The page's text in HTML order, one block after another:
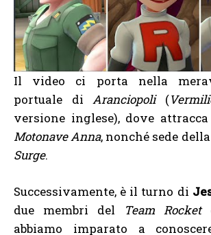
Il video ci porta nella
portuale diAranciopoli(
versione inglese), dove
Motonave Anna, nonché sede
Surge.
Successivamente, è il turno di
due membri del
Team Rocket
abbiamo imparato a